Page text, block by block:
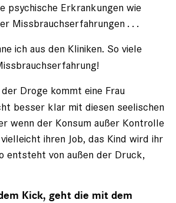
psychische Erkrankungen wie
Missbrauchserfahrungen . . .
ich aus den Kliniken. So viele
der Droge kommt eine Frau
besser klar mit diesen seelischen
wenn der Konsum außer Kontrolle
ihren Job, das Kind wird ihr
entsteht von außen der Druck,
Kick, geht die mit dem